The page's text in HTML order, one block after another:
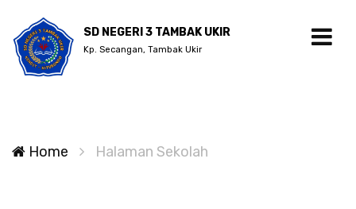
SD NEGERI 3 TAMBAK UKIR
Kp. Secangan, Tambak Ukir
Home Halaman Sekolah